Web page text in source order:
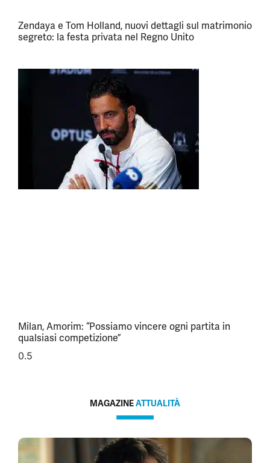
Zendaya e Tom Holland, nuovi dettagli sul matrimonio
segreto: la festa privata nel Regno Unito
Milan, Amorim: “Possiamo vincere ogni partita in
qualsiasi competizione”
MAGAZINEATTUALITÀ